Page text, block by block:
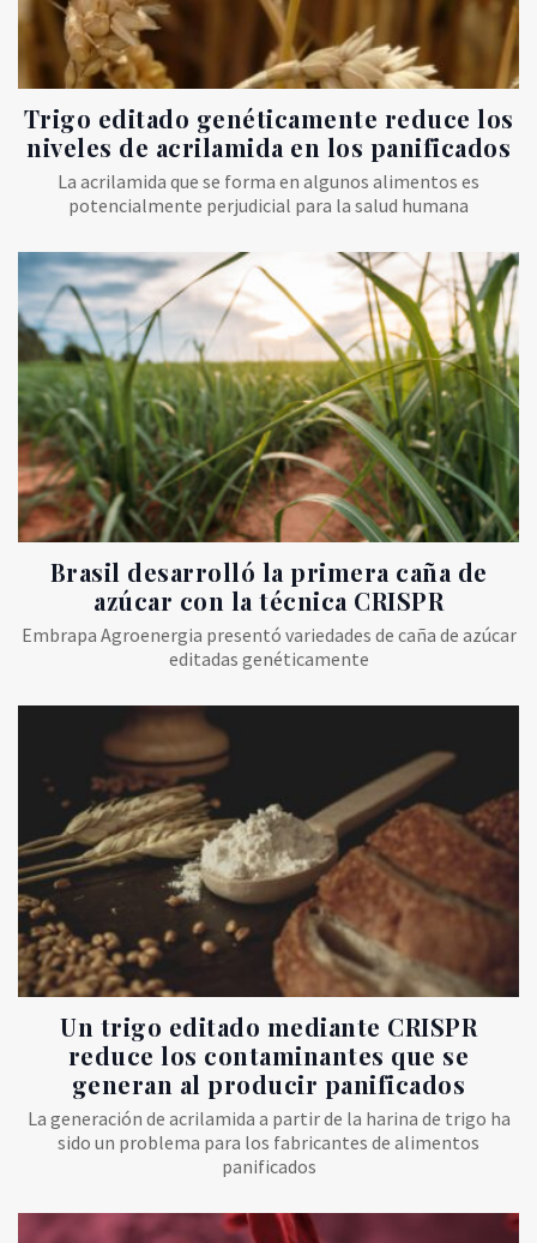
Trigo editado genéticamente reduce los
niveles de acrilamida en los panificados
La acrilamida que se forma en algunos alimentos es
potencialmente perjudicial para la salud humana
Brasil desarrolló la primera caña de
azúcar con la técnica CRISPR
Embrapa Agroenergia presentó variedades de caña de azúcar
editadas genéticamente
Un trigo editado mediante CRISPR
reduce los contaminantes que se
generan al producir panificados
La generación de acrilamida a partir de la harina de trigo ha
sido un problema para los fabricantes de alimentos
panificados